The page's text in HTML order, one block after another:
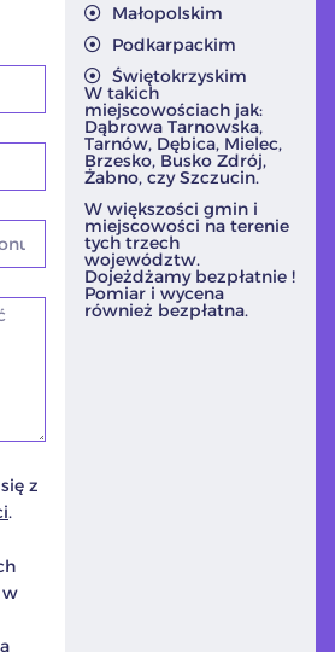
z
.
w
Małopolskim
Podkarpackim
Świętokrzyskim
W takich
miejscowościach jak:
Dąbrowa Tarnowska,
Tarnów, Dębica, Mielec,
Brzesko, Busko Zdrój,
Żabno, czy Szczucin.
W większości gmin i
miejscowości na terenie
tych trzech
województw.
Dojeżdżamy bezpłatnie !
Pomiar i wycena
również bezpłatna.